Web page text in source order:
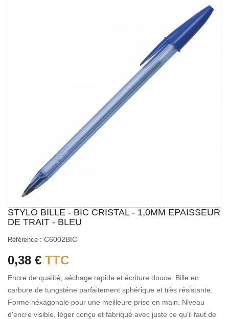
STYLO BILLE - BIC CRISTAL - 1,0MM EPAISSEUR
DE TRAIT - BLEU
Référence : C6002BIC
0,38 € TTC
Encre de qualité, séchage rapide et écriture douce. Bille en
carbure de tungsténe parfaitement sphérique et très résistante.
Forme héxagonale pour une meilleure prise en main. Niveau
d'encre visible, léger conçu et fabriqué avec juste ce qu'il faut de